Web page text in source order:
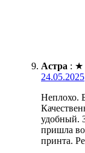
Астра : ★
24.05.2025
Неплохо.
удобный.
пришла
принта.